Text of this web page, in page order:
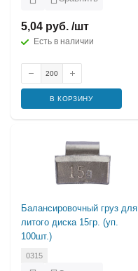
5,04 руб. /шт
Есть в наличии
В КОРЗИНУ
Балансировочный груз для
литого диска 15гр. (уп.
100шт.)
0315